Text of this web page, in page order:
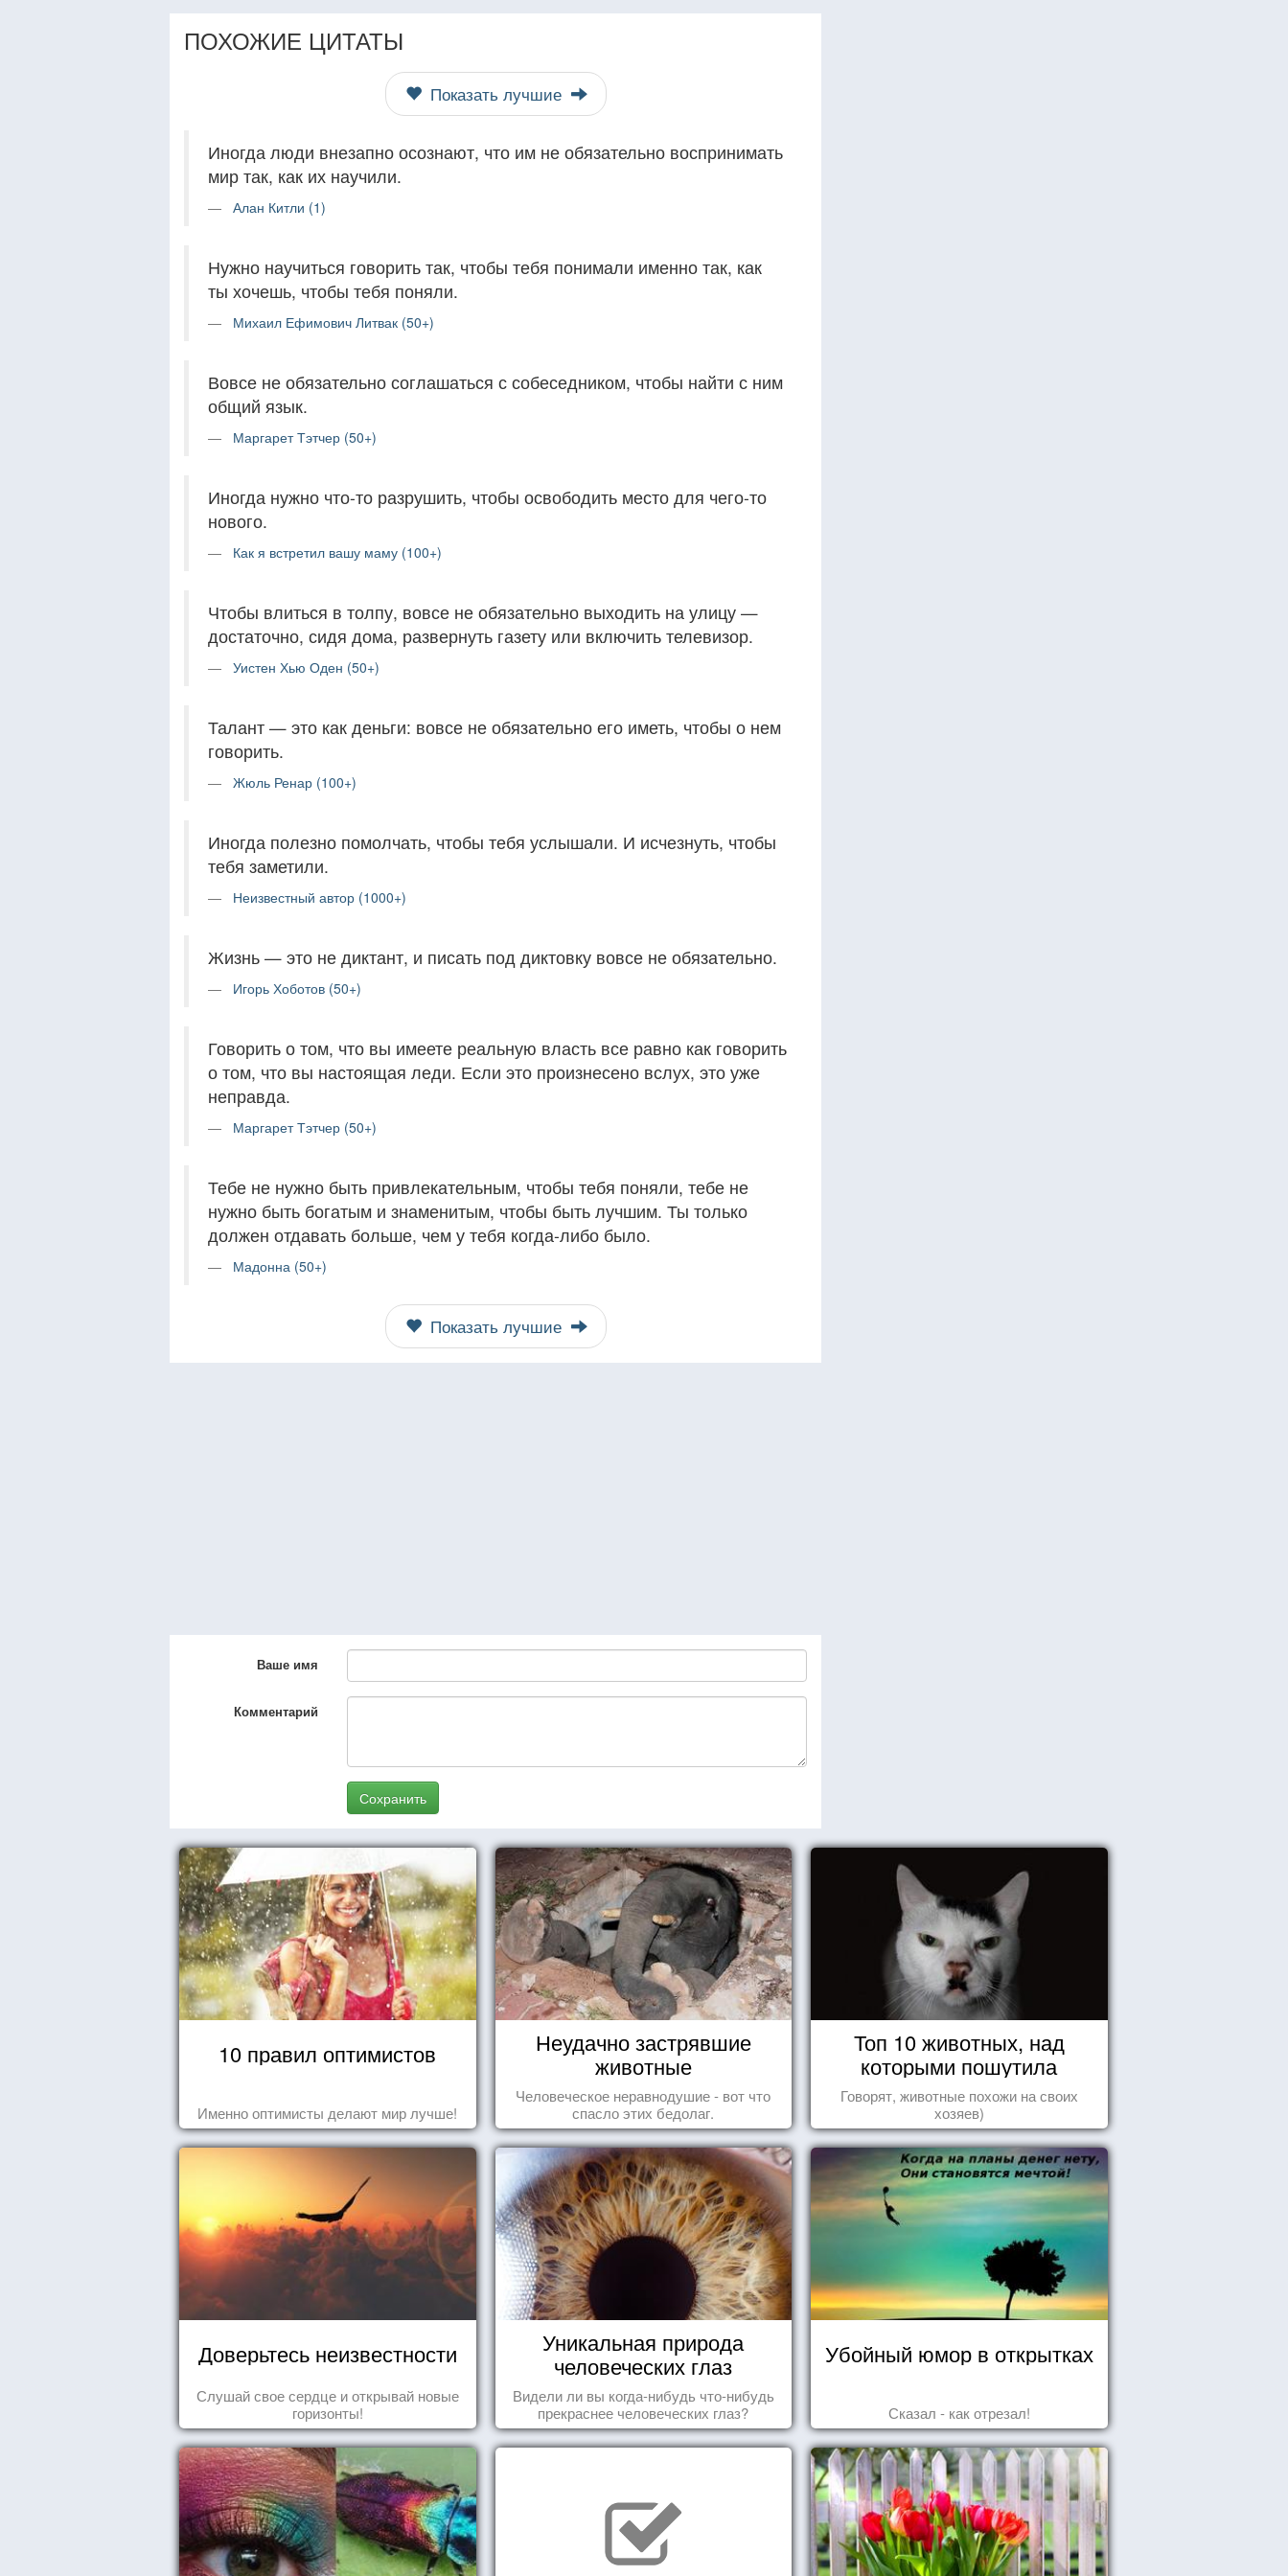
ПОХОЖИЕ ЦИТАТЫ
Показать лучшие
Иногда люди внезапно осознают, что им не обязательно воспринимать
мир так, как их научили.
Алан Китли (1)
Нужно научиться говорить так, чтобы тебя понимали именно так, как
ты хочешь, чтобы тебя поняли.
Михаил Ефимович Литвак (50+)
Вовсе не обязательно соглашаться с собеседником, чтобы найти с ним
общий язык.
Маргарет Тэтчер (50+)
Иногда нужно что-то разрушить, чтобы освободить место для чего-то
нового.
Как я встретил вашу маму (100+)
Чтобы влиться в толпу, вовсе не обязательно выходить на улицу —
достаточно, сидя дома, развернуть газету или включить телевизор.
Уистен Хью Оден (50+)
Талант — это как деньги: вовсе не обязательно его иметь, чтобы о нем
говорить.
Жюль Ренар (100+)
Иногда полезно помолчать, чтобы тебя услышали. И исчезнуть, чтобы
тебя заметили.
Неизвестный автор (1000+)
Жизнь — это не диктант, и писать под диктовку вовсе не обязательно.
Игорь Хоботов (50+)
Говорить о том, что вы имеете реальную власть все равно как говорить
о том, что вы настоящая леди. Если это произнесено вслух, это уже
неправда.
Маргарет Тэтчер (50+)
Тебе не нужно быть привлекательным, чтобы тебя поняли, тебе не
нужно быть богатым и знаменитым, чтобы быть лучшим. Ты только
должен отдавать больше, чем у тебя когда-либо было.
Мадонна (50+)
Показать лучшие
Ваше имя
Комментарий
Сохранить
10 правил оптимистов
Именно оптимисты делают мир лучше!
Неудачно застрявшие
животные
Человеческое неравнодушие - вот что
спасло этих бедолаг.
Топ 10 животных, над
которыми пошутила
природа
Говорят, животные похожи на своих
хозяев)
Доверьтесь неизвестности
Слушай свое сердце и открывай новые
горизонты!
Уникальная природа
человеческих глаз
Видели ли вы когда-нибудь что-нибудь
прекраснее человеческих глаз?
Убойный юмор в открытках
Сказал - как отрезал!